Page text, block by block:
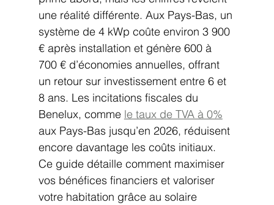
une réalité différente. Aux Pays-Bas, un
système de 4 kWp coûte environ 3 900
€ après installation et génère 600 à
700 € d’économies annuelles, offrant
un retour sur investissement entre 6 et
8 ans. Les incitations fiscales du
Benelux, comme le taux de TVA à 0%
aux Pays-Bas jusqu’en 2026, réduisent
encore davantage les coûts initiaux.
Ce guide détaille comment maximiser
vos bénéfices financiers et valoriser
votre habitation grâce au solaire